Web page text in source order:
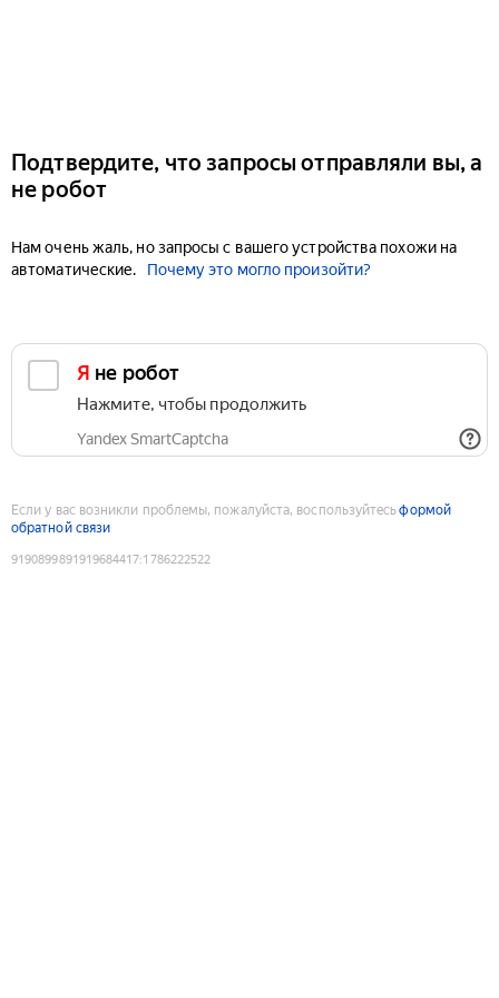
Подтвердите, что запросы отправляли вы, а
не робот
Нам очень жаль, но запросы с вашего устройства похожи на
автоматические.
Почему это могло произойти?
Я не робот
Нажмите, чтобы продолжить
Yandex SmartCaptcha
Если у вас возникли проблемы, пожалуйста, воспользуйтесьформой
обратной связи
9190899891919684417:1786222522